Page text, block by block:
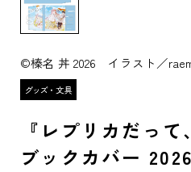
©榛名 丼 2026 イラスト／
『レプリカだって
ブックカバー 2026